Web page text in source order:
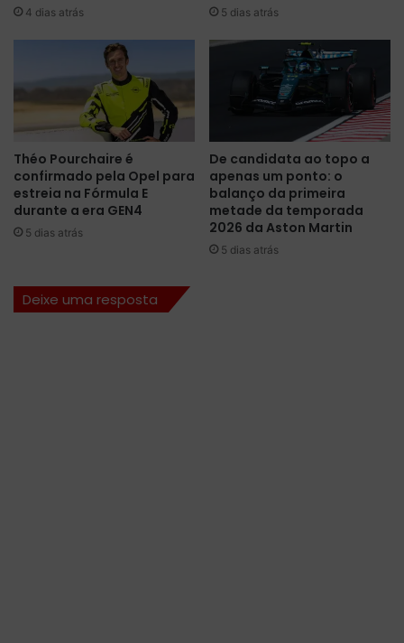
4 dias atrás 5 dias atrás
Théo Pourchaire é
confirmado pela Opel para
estreia na Fórmula E
durante a era GEN4
5 dias atrás
De candidata ao topo a
apenas um ponto: o
balanço da primeira
metade da temporada
2026 da Aston Martin
5 dias atrás
Deixe uma resposta